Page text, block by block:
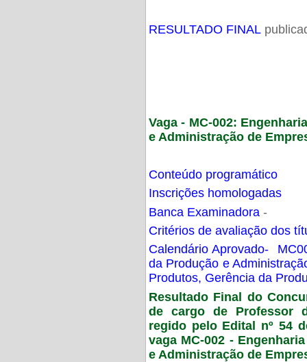
RESULTADO FINAL
Vaga - MC-002:
e Administração de
Conteúdo programático
Inscrições homologadas
Banca Examinadora -
Critérios de avaliação dos
Calendário Aprovado-
da Produção e
Produtos, Gerência da
Resultado Final do
de cargo de Professor
regido pelo Edital nº 54
vaga MC-002 -
e Administração de